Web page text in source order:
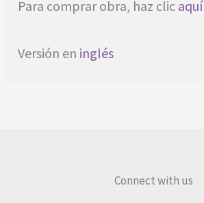
Para comprar obra, haz clic aquí
Versión en inglés
Connect with us